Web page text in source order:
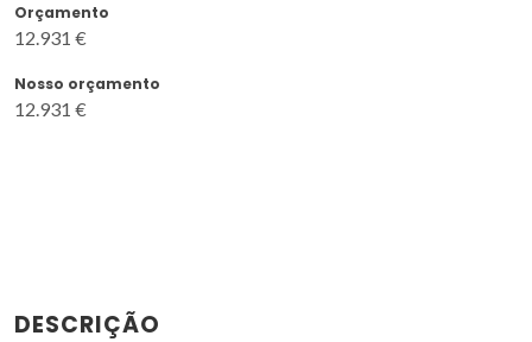
Orçamento
12.931 €
Nosso orçamento
12.931 €
DESCRIÇÃO